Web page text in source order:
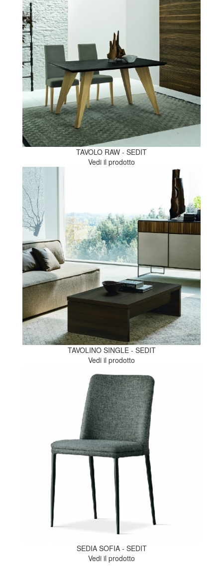
TAVOLO RAW - SEDIT
Vedi il prodotto
TAVOLINO SINGLE - SEDIT
Vedi il prodotto
SEDIA SOFIA - SEDIT
Vedi il prodotto